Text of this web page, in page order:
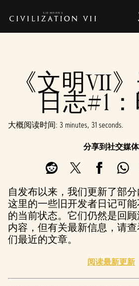
《文明VII
日志#1
大概阅读时间 3 minutes, 31 seconds
分享到社交媒体
自发布以来，我们更新了部
这里的一些旧开发者日记可
的当前状态。它们仍然是回
内容，但有关最新信息，请查
们最近的文章。
阅读最新更新